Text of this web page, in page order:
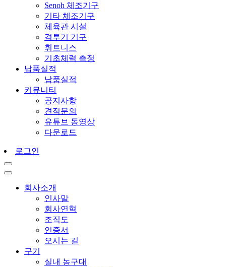
Senoh 체조기구
기타 체조기구
체육관 시설
격투기 기구
휘트니스
기초체력 측정
납품실적
납품실적
커뮤니티
공지사항
견적문의
유튜브 동영상
다운로드
로그인
회사소개
인사말
회사연혁
조직도
인증서
오시는 길
구기
실내 농구대